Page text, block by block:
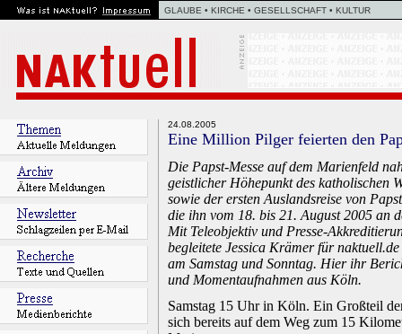
GLAUBE • KIRCHE • GESELLSCHAFT • KULTUR
24.08.2005
Eine Million Pilger feierten den
Die Papst-Messe auf dem Marienfeld
geistlicher Höhepunkt des katholischen
sowie der ersten Auslandsreise von
die ihn vom 18. bis 21. August 2005 an
Mit Teleobjektiv und Presse-
begleitete Jessica Krämer für
am Samstag und Sonntag. Hier ihr
und Momentaufnahmen aus Köln.
Samstag 15 Uhr in Köln. Ein Großteil
sich bereits auf dem Weg zum 15